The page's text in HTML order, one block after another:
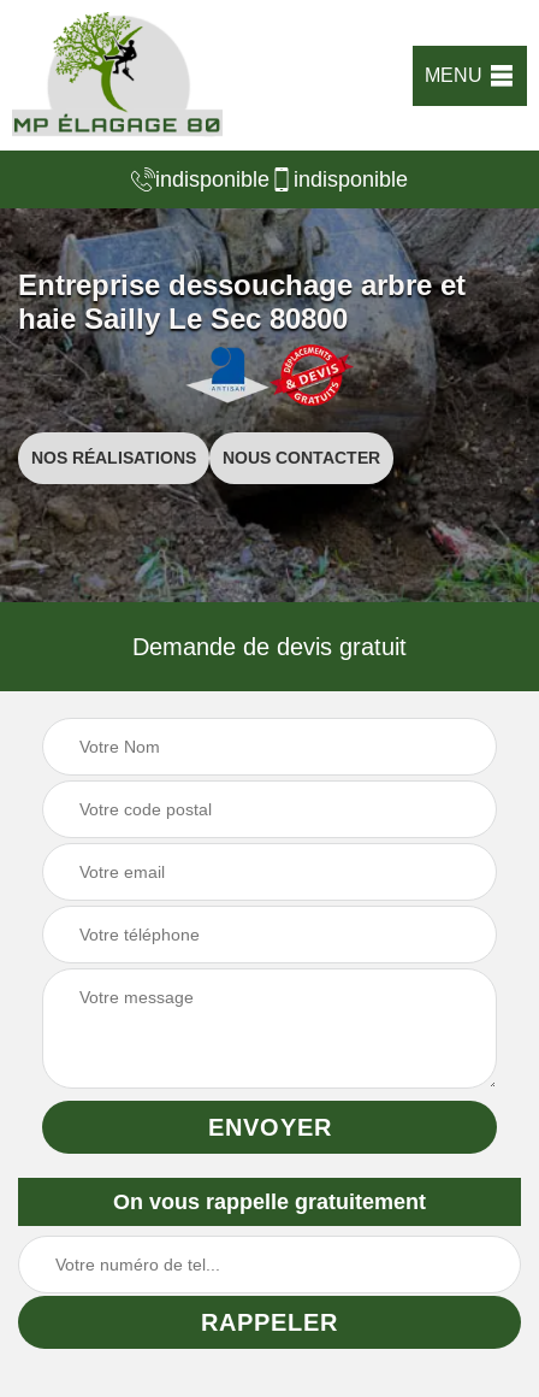
MENU
indisponible indisponible
Entreprise dessouchage arbre et
haie Sailly Le Sec 80800
NOS RÉALISATIONS NOUS CONTACTER
Demande de devis gratuit
On vous rappelle gratuitement